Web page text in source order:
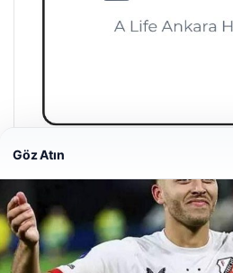
A Life Ankara Hastanesi
Web sitemizi nasıl kullandığınızı
Göz Atın